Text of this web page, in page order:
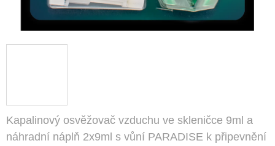
Kapalinový osvěžovač vzduchu ve skleničce 9ml a
náhradní náplň 2x9ml s vůní PARADISE k připevnění